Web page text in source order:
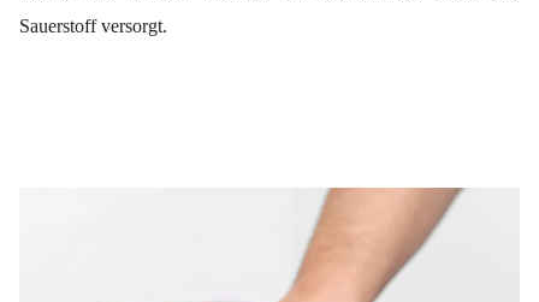
Sauerstoff versorgt.